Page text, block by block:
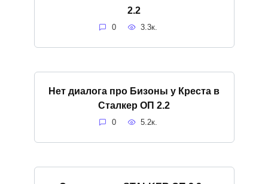
2.2
0 3.3к.
Нет диалога про Бизоны у Креста в
Сталкер ОП 2.2
0 5.2к.